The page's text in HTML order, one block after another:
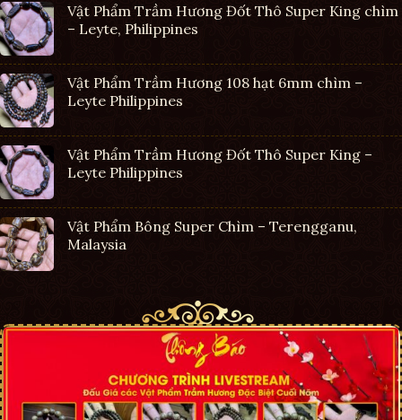
Vật Phẩm Trầm Hương Đốt Thô Super King chìm
– Leyte, Philippines
Vật Phẩm Trầm Hương 108 hạt 6mm chìm –
Leyte Philippines
Vật Phẩm Trầm Hương Đốt Thô Super King –
Leyte Philippines
Vật Phẩm Bông Super Chìm – Terengganu,
Malaysia